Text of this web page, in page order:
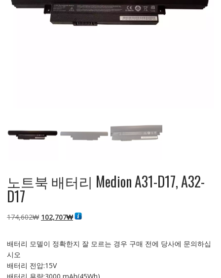
노트북 배터리 Medion A31-D17, A32-
D17
174,602₩ 원
격:
102,707₩현
격:
배터리 모델이 정확한지 잘 모르는 경우 구매 전에 당사에 문의하십
시오
배터리 전압:15V
배터리 용량:3000 mAh(45Wh)